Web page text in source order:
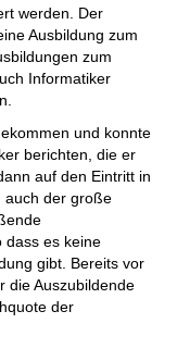
werden. Der
Ausbildung zum
zum
Informatiker
und konnte
berichten, die er
auf den Eintritt in
auch der große
dass es keine
gibt. Bereits vor
die Auszubildende
der